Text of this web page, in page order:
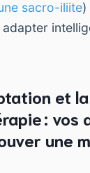
sacro-iliite)
et la
: vos
une